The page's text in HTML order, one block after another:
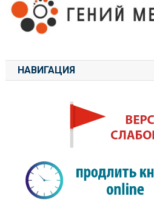
НАВИГАЦИЯ